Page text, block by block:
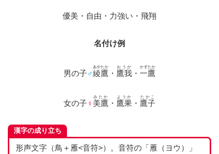
優美・自由・力強い・飛翔
名付け例
男の子♂綾鷹
あやたか
・ 鷹我
おうが
・ 一鷹
かずたか
女の子 ♀ 美鷹
みたか
・ 鷹果
ようか
・ 鷹子
たかこ
漢字の成り立ち
形声文字（鳥＋雁<音符>）。音符の「雁（ヨウ）」